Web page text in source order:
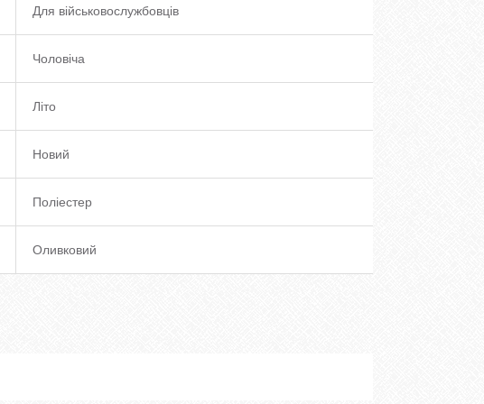
Для військовослужбовців
Чоловіча
Літо
Новий
Поліестер
Оливковий